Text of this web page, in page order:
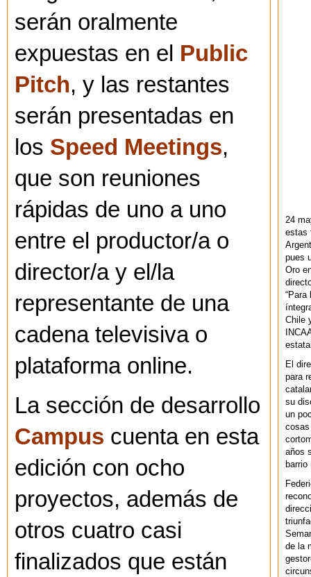
serán oralmente
expuestas en el Public
Pitch, y las restantes
serán presentadas en
los Speed Meetings,
que son reuniones
rápidas de uno a uno
entre el productor/a o
director/a y el/la
representante de una
cadena televisiva o
plataforma online.
La sección de desarrollo
Campus cuenta en esta
edición con ocho
proyectos, además de
otros cuatro casi
finalizados que están
24
estas
pues
Oro
“Para
Chile
El
para
su
un
cosas
años
de la